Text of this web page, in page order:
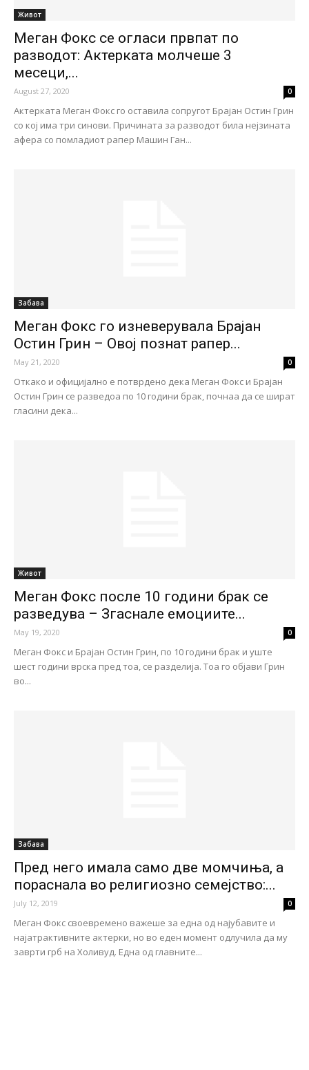
Живот
Меган Фокс се огласи првпат по
разводот: Актерката молчеше 3
месеци,...
August 27, 2020 0
Актерката Меган Фокс го оставила сопругот Брајан Остин Грин
со кој има три синови. Причината за разводот била нејзината
афера со помладиот рапер Машин Ган...
Забава
Меган Фокс го изневерувала Брајан
Остин Грин – Овој познат рапер...
May 21, 2020 0
Откако и официјално е потврдено дека Меган Фокс и Брајан
Остин Грин се разведоа по 10 години брак, почнаа да се шират
гласини дека...
Живот
Меган Фокс после 10 години брак се
разведува – Згаснале емоциите...
May 19, 2020 0
Меган Фокс и Брајан Остин Грин, по 10 години брак и уште
шест години врска пред тоа, се разделија. Тоа го објави Грин
во...
Забава
Пред него имала само две момчиња, а
пораснала во религиозно семејство:...
July 12, 2019 0
Меган Фокс своевремено важеше за една од најубавите и
најатрактивните актерки, но во еден момент одлучила да му
заврти грб на Холивуд. Една од главните...